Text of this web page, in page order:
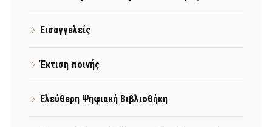
Εισαγγελείς
Έκτιση ποινής
Ελεύθερη Ψηφιακή Βιβλιοθήκη